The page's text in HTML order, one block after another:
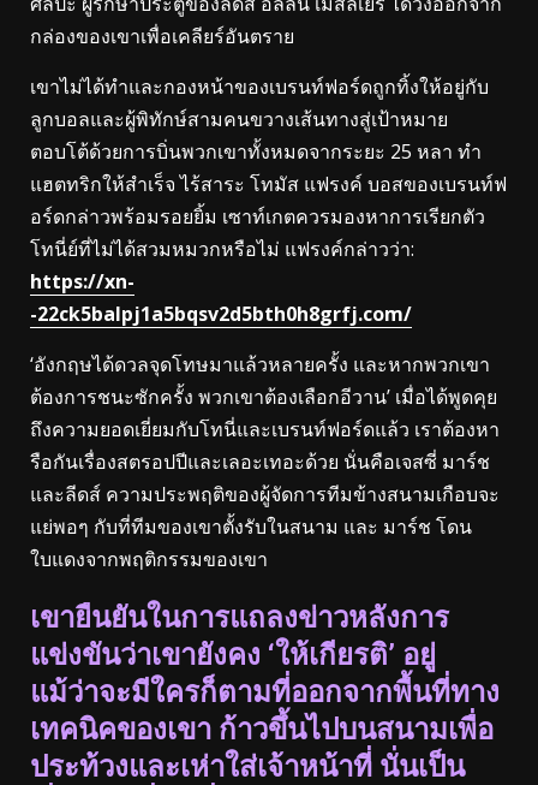
กล่องของเขาเพื่อเคลียร์อันตราย
เขาไม่ได้ทำและกองหน้าของเบรนท์ฟอร์ดถูกทิ้งให้อยู่กับ
ลูกบอลและผู้พิทักษ์สามคนขวางเส้นทางสู่เป้าหมาย
ตอบโต้ด้วยการบิ่นพวกเขาทั้งหมดจากระยะ 25 หลา ทำ
แฮตทริกให้สำเร็จ ไร้สาระ โทมัส แฟรงค์ บอสของเบรนท์ฟ
อร์ดกล่าวพร้อมรอยยิ้ม เซาท์เกตควรมองหาการเรียกตัว
โทนี่ย์ที่ไม่ได้สวมหมวกหรือไม่ แฟรงค์กล่าวว่า:
https://xn-
-22ck5balpj1a5bqsv2d5bth0h8grfj.com/
‘อังกฤษได้ดวลจุดโทษมาแล้วหลายครั้ง และหากพวกเขา
ต้องการชนะซักครั้ง พวกเขาต้องเลือกอีวาน’ เมื่อได้พูดคุย
ถึงความยอดเยี่ยมกับโทนี่และเบรนท์ฟอร์ดแล้ว เราต้องหา
รือกันเรื่องสตรอปปีและเลอะเทอะด้วย นั่นคือเจสซี่ มาร์ช
และลีดส์ ความประพฤติของผู้จัดการทีมข้างสนามเกือบจะ
แย่พอๆ กับที่ทีมของเขาตั้งรับในสนาม และ มาร์ช โดน
ใบแดงจากพฤติกรรมของเขา
เขายืนยันในการแถลงข่าวหลังการ
แข่งขันว่าเขายังคง ‘ให้เกียรติ’ อยู่
แม้ว่าจะมีใครก็ตามที่ออกจากพื้นที่ทาง
เทคนิคของเขา ก้าวขึ้นไปบนสนามเพื่อ
ประท้วงและเห่าใส่เจ้าหน้าที่ นั่นเป็น